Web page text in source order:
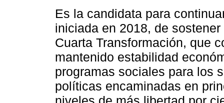
Es la candidata para
iniciada en 2018, de
Cuarta Transformación, que
mantenido estabilidad
programas sociales para los
políticas encaminadas en